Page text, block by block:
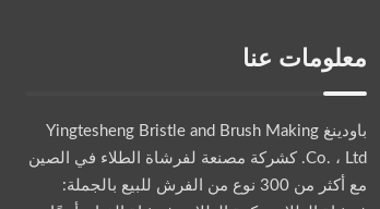
معلومات عنا
باودينغ Yingtesheng Bristle and Brush Making
Co. ، Ltd. كشركة مصنعة لفرشاة الطلاء في الصين
مع أكثر من 300 نوع من الفرش للبيع بالجملة: